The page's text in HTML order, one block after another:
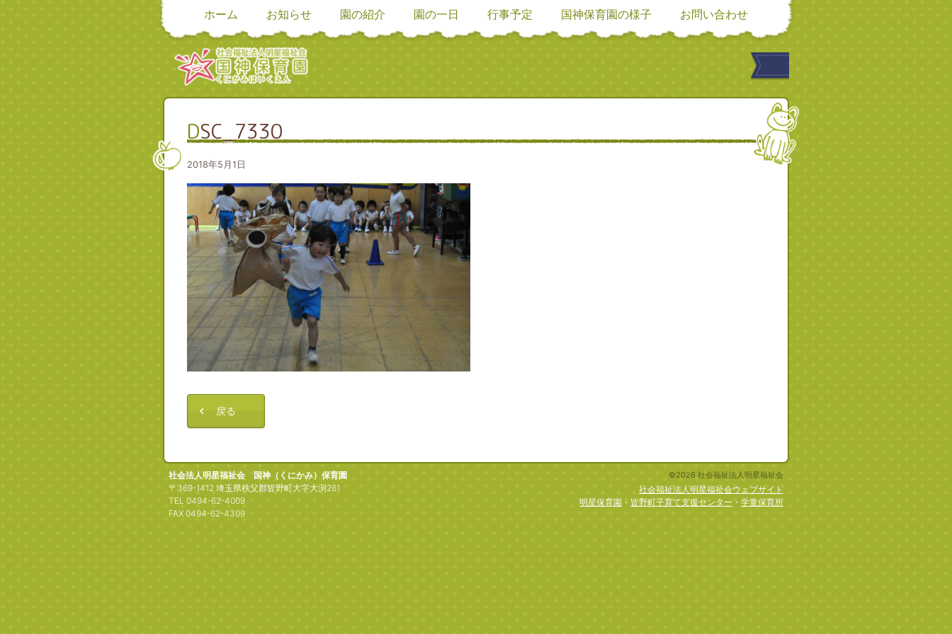
ホーム お知らせ 園の紹介 園の一日 行事予定 国神保育園の様子 お問い合わせ
DSC_7330
2018年5月1日
戻る
社会法人明星福祉会 国神（くにかみ）保育園
〒369-1412 埼玉県秩父郡皆野町大字大渕281
TEL 0494-62-4009
FAX 0494-62-4309
©2026 社会福祉法人明星福祉会
社会福祉法人明星福祉会ウェブサイト
明星保育園 ・ 皆野町子育て支援センター ・ 学童保育所